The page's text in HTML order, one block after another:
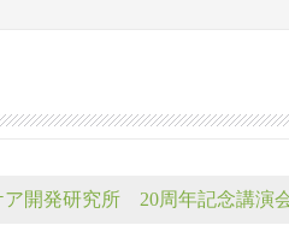
ア開発研究所 20周年記念講演